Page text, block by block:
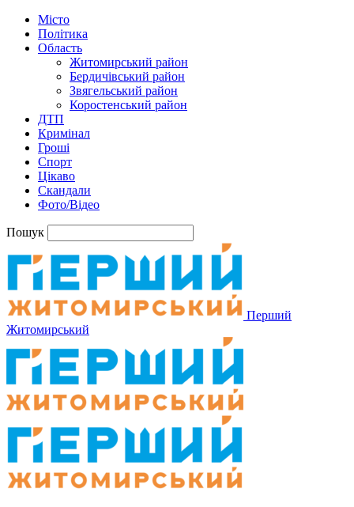
Місто
Політика
Область
Житомирський район
Бердичівський район
Звягельський район
Коростенський район
ДТП
Кримінал
Гроші
Спорт
Цікаво
Скандали
Фото/Відео
Пошук
Перший
Житомирський